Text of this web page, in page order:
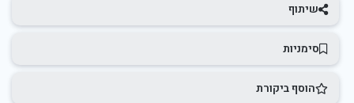
שיתוף
סימניות
הוסף ביקורת